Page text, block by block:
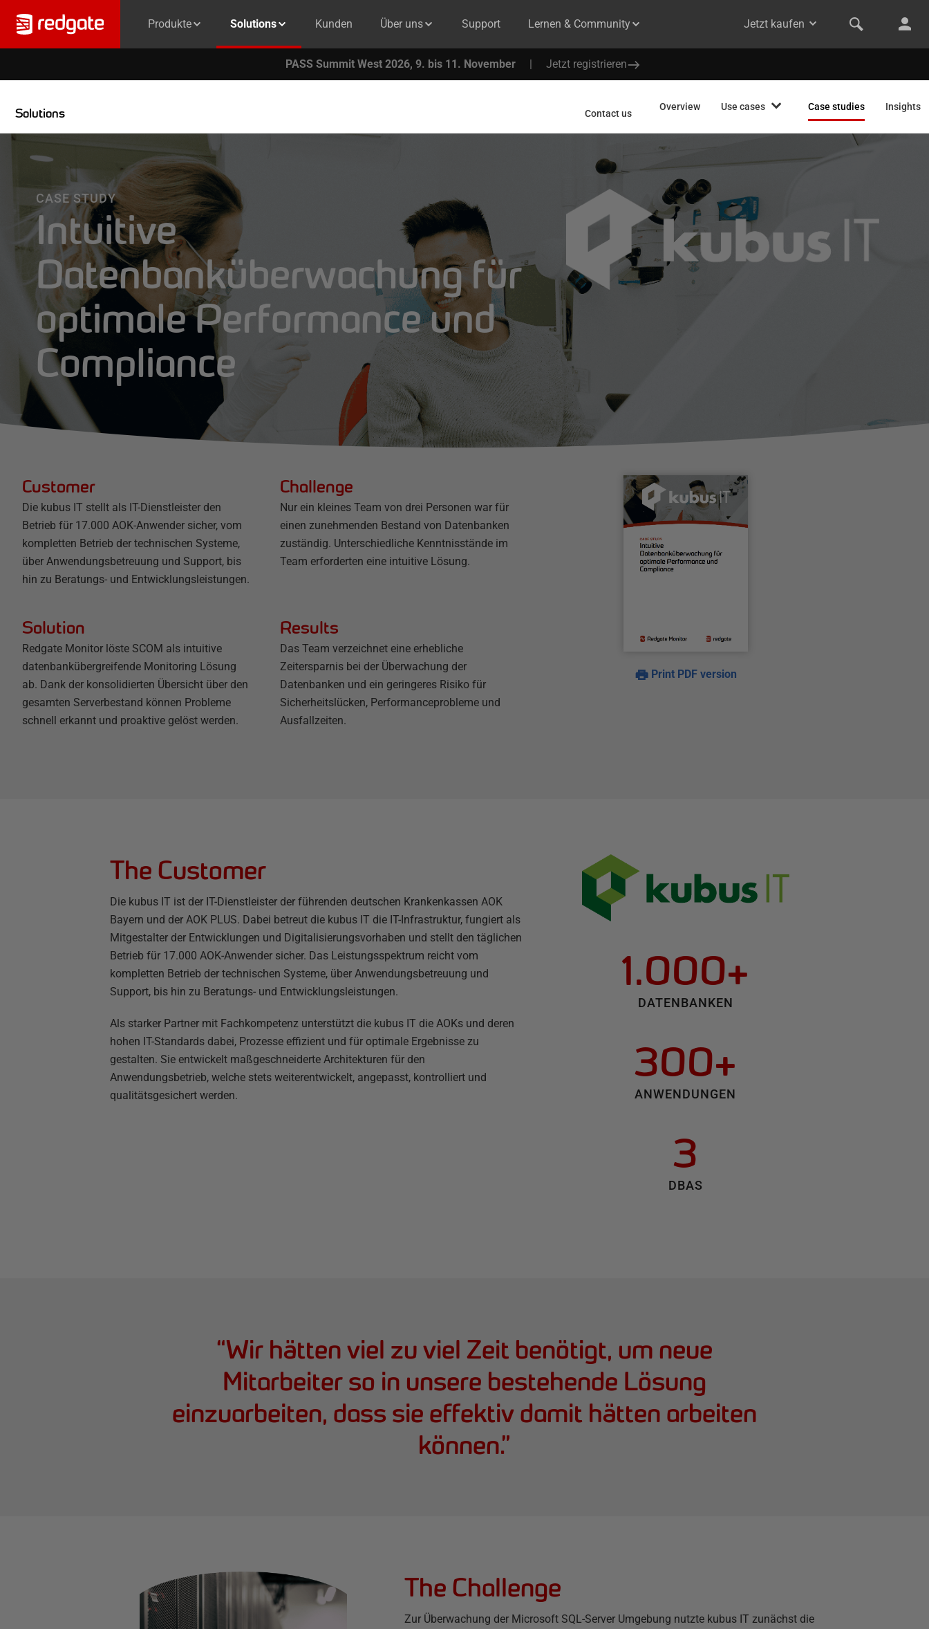
Produkte Solutions Kunden Über uns Support Lernen & Community Jetzt kaufen
PASS Summit West 2026, 9. bis 11. November | Jetzt registrieren
Solutions Overview Use cases Case studies Insights
Contact us
CASE STUDY
Intuitive
Datenbanküberwachung für
optimale Performance und
Compliance
Customer
Die kubus IT stellt als IT-Dienstleister den
Betrieb für 17.000 AOK-Anwender sicher, vom
kompletten Betrieb der technischen Systeme,
über Anwendungsbetreuung und Support, bis
hin zu Beratungs- und Entwicklungsleistungen.
Challenge
Nur ein kleines Team von drei Personen war für
einen zunehmenden Bestand von Datenbanken
zuständig. Unterschiedliche Kenntnisstände im
Team erforderten eine intuitive Lösung.
Solution
Redgate Monitor löste SCOM als intuitive
datenbankübergreifende Monitoring Lösung
ab. Dank der konsolidierten Übersicht über den
gesamten Serverbestand können Probleme
schnell erkannt und proaktive gelöst werden.
Results
Das Team verzeichnet eine erhebliche
Zeitersparnis bei der Überwachung der
Datenbanken und ein geringeres Risiko für
Sicherheitslücken, Performanceprobleme und
Ausfallzeiten.
Print PDF version
The Customer
Die kubus IT ist der IT-Dienstleister der führenden deutschen Krankenkassen AOK
Bayern und der AOK PLUS. Dabei betreut die kubus IT die IT-Infrastruktur, fungiert als
Mitgestalter der Entwicklungen und Digitalisierungsvorhaben und stellt den täglichen
Betrieb für 17.000 AOK-Anwender sicher. Das Leistungsspektrum reicht vom
kompletten Betrieb der technischen Systeme, über Anwendungsbetreuung und
Support, bis hin zu Beratungs- und Entwicklungsleistungen.
Als starker Partner mit Fachkompetenz unterstützt die kubus IT die AOKs und deren
hohen IT-Standards dabei, Prozesse effizient und für optimale Ergebnisse zu
gestalten. Sie entwickelt maßgeschneiderte Architekturen für den
Anwendungsbetrieb, welche stets weiterentwickelt, angepasst, kontrolliert und
qualitätsgesichert werden.
1.000+
DATENBANKEN
300+
ANWENDUNGEN
3
DBAS
“Wir hätten viel zu viel Zeit benötigt, um neue
Mitarbeiter so in unsere bestehende Lösung
einzuarbeiten, dass sie effektiv damit hätten arbeiten
können.”
The Challenge
Zur Überwachung der Microsoft SQL-Server Umgebung nutzte kubus IT zunächst die